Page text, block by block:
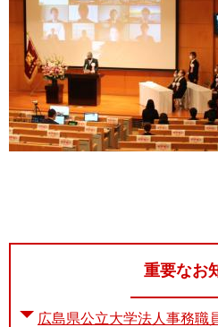
重要なお
広島県公立大学法人事務職